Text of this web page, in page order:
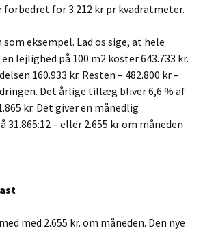
forbedret for 3.212 kr pr kvadratmeter.
eksempel. Lad os sige, at hele
lejlighed på 100 m2 koster 643.733 kr.
160.933 kr. Resten – 482.800 kr –
Det årlige tillæg bliver 6,6 % af
kr. Det giver en månedlig
31.865:12 – eller 2.655 kr om måneden
med 2.655 kr. om måneden. Den nye